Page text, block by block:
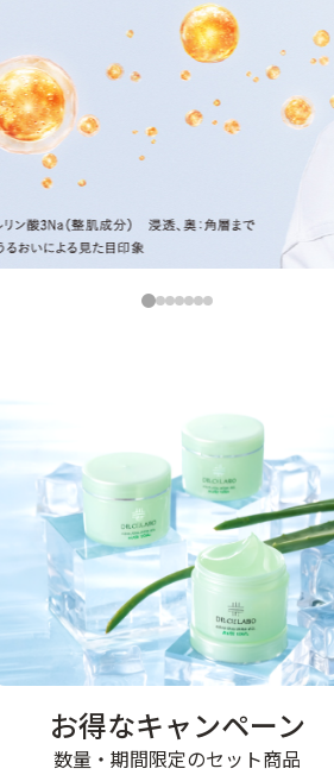
1234567
お得なキャンペーン
数量・期間限定のセット商品